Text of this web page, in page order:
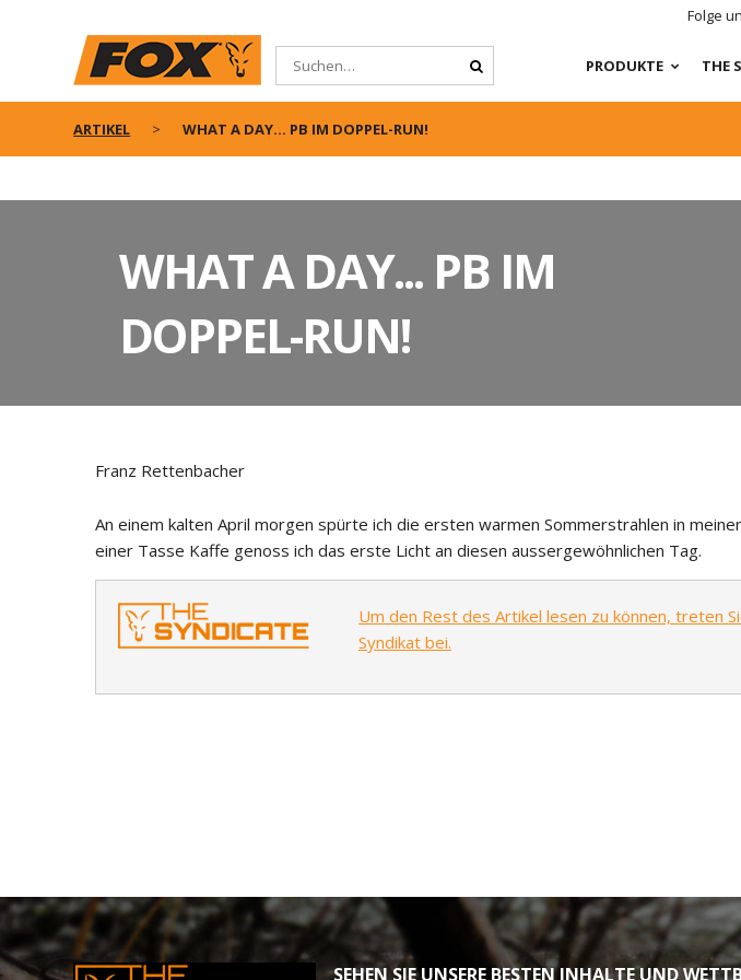
Folge
PRODUKTE THE
ARTIKEL WHAT A DAY... PB IM DOPPEL-RUN!
WHAT A DAY... PB IM
DOPPEL-RUN!
Franz Rettenbacher
An einem kalten April morgen spürte ich die ersten warmen Sommerstrahlen in
einer Tasse Kaffe genoss ich das erste Licht an diesen aussergewöhnlichen Tag.
Um den Rest des Artikel lesen zu können, treten
Syndikat bei.
SEHEN SIE UNSERE BESTEN INHALTE UND